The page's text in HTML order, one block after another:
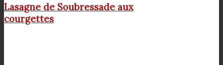
Lasagne de Soubressade aux
courgettes